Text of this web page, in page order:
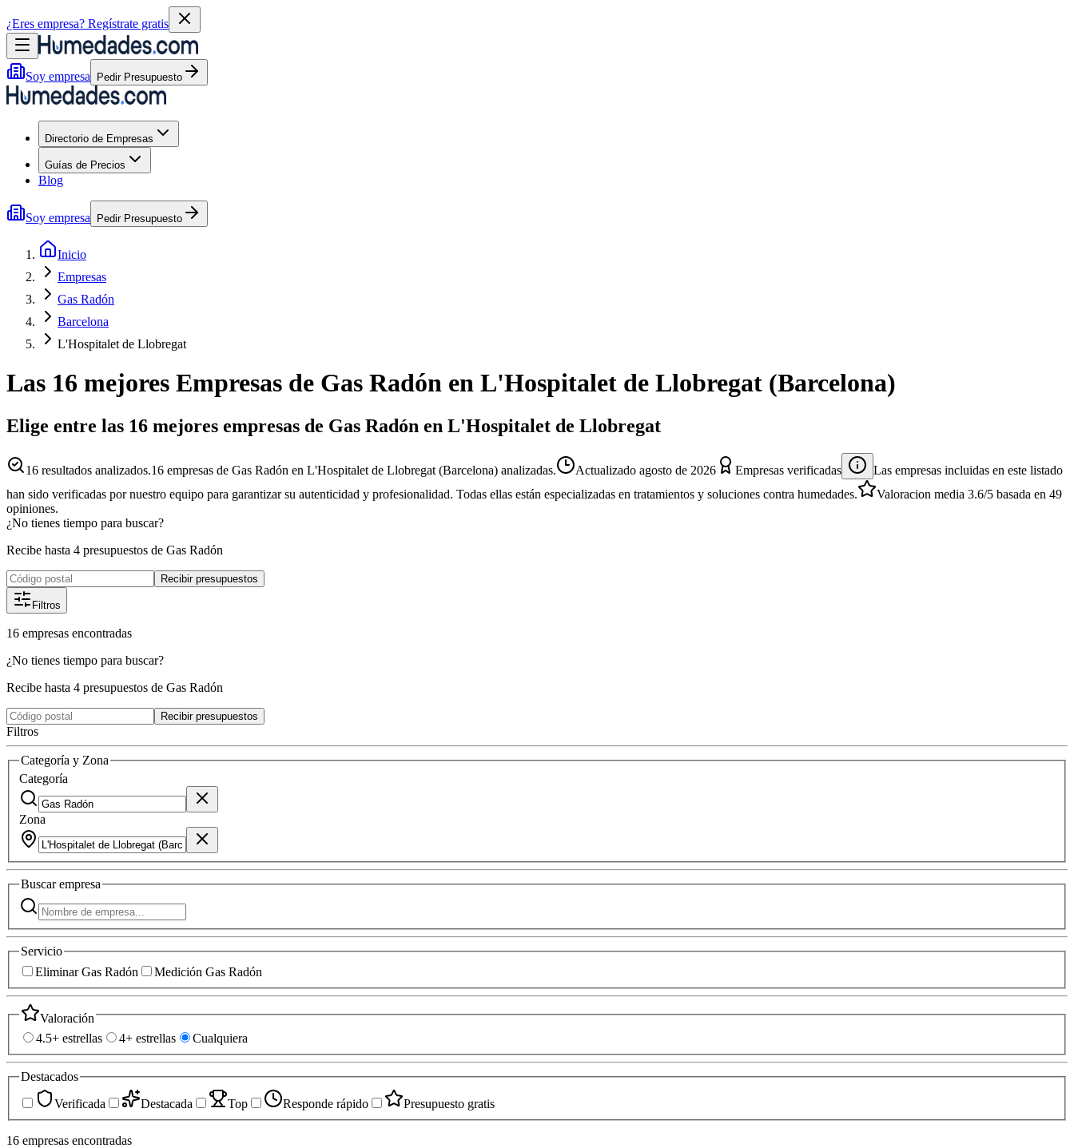
¿Eres empresa? Regístrate gratis
Soy empresa Pedir Presupuesto
Directorio de Empresas
Guías de Precios
Blog
Soy empresa Pedir Presupuesto
Inicio
Empresas
Gas Radón
Barcelona
L'Hospitalet de Llobregat
Las 16 mejores Empresas de Gas Radón en L'Hospitalet de Llobregat (Barcelona)
Elige entre las 16 mejores empresas de Gas Radón en L'Hospitalet de Llobregat
16 resultados analizados.16 empresas de Gas Radón en L'Hospitalet de Llobregat (Barcelona) analizadas. Actualizado agosto de 2026 Empresas verificadas
Las empresas incluidas en este listado
han sido verificadas por nuestro equipo para garantizar su autenticidad y profesionalidad. Todas ellas están especializadas en tratamientos y soluciones contra humedades.
Valoracion media 3.6/5 basada en 49
opiniones.
¿No tienes tiempo para buscar?
Recibe hasta 4 presupuestos de Gas Radón
Recibir presupuestos
Filtros
16 empresas encontradas
¿No tienes tiempo para buscar?
Recibe hasta 4 presupuestos de Gas Radón
Recibir presupuestos
Filtros
Categoría y Zona
Categoría
Zona
Buscarempresa
Servicio
Eliminar Gas Radón
Medición Gas Radón
Valoración
4.5+ estrellas
4+ estrellas Cualquiera
Destacados
Verificada
Destacada Top Responde rápido Presupuesto gratis
16 empresas encontradas